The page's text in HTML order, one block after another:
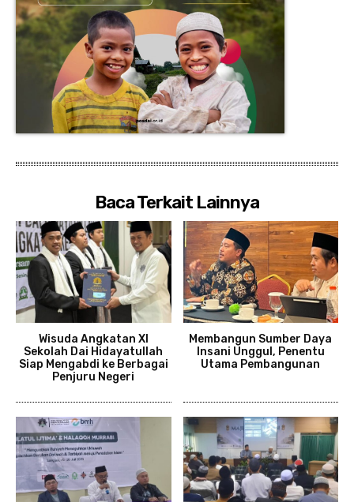
Baca Terkait Lainnya
Wisuda Angkatan XI
Sekolah Dai Hidayatullah
Siap Mengabdi ke Berbagai
Penjuru Negeri
Membangun Sumber Daya
Insani Unggul, Penentu
Utama Pembangunan